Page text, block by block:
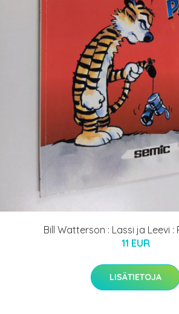
Bill Watterson : Lassi ja Leevi :
11 EUR
LISÄTIETOJA